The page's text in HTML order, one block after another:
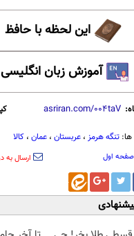
این لحظه با حافظ
آموزش زبان انگلیسی
تنگه هرمز ، عربستان ، عمان ، کالا
صفحه اول ارسال به